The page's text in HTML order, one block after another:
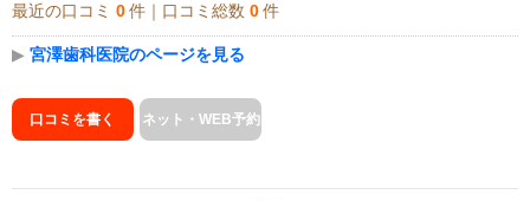
最近の口コミ 0 件｜口コミ総数 0 件
▶ 宮澤歯科医院のページを見る
口コミを書く ネット・WEB予約